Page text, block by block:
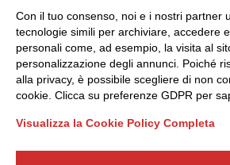
Partner
Internazionalizzazione
News &
Privacy
Seguici
Con il tuo consenso, noi e i nostri partner
tecnologie simili per archiviare, accedere
personali come, ad esempio, la visita al
personalizzazione degli annunci. Poiché
alla privacy, è possibile scegliere di non
cookie. Clicca su preferenze GDPR per
Visualizza la Cookie Policy Completa